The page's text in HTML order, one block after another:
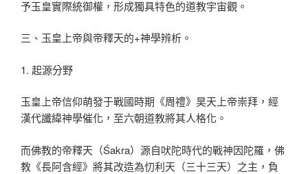
予玉皇實際統御權，形成獨具特色的道教宇宙觀。
三、玉皇上帝與帝釋天的+神學辨析。
1. 起源分野
玉皇上帝信仰萌發于戰國時期《周禮》昊天上帝崇拜，經
漢代讖緯神學催化，至六朝道教將其人格化。
而佛教的帝釋天（Śakra）源自吠陀時代的戰神因陀羅，佛
教《長阿含經》將其改造為忉利天（三十三天）之主，負